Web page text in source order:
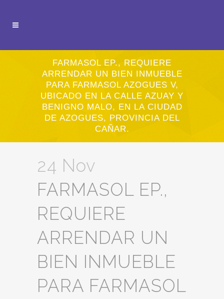
FARMASOL EP., REQUIERE
ARRENDAR UN BIEN INMUEBLE
PARA FARMASOL AZOGUES V,
UBICADO EN LA CALLE AZUAY Y
BENIGNO MALO, EN LA CIUDAD
DE AZOGUES, PROVINCIA DEL
CAÑAR.
24 Nov
FARMASOL EP.,
REQUIERE
ARRENDAR UN
BIEN INMUEBLE
PARA FARMASOL